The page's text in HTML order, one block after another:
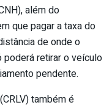
além do
que pagar a taxa do
de onde o
poderá retirar o veículo
pendente.
também é